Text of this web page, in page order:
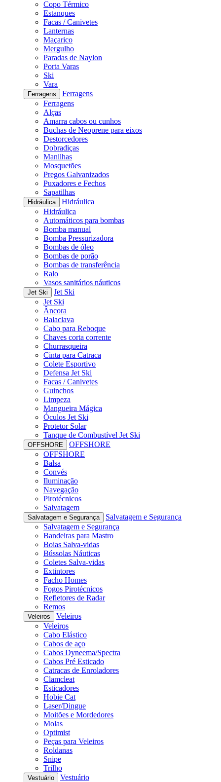
Copo Térmico
Estanques
Facas / Canivetes
Lanternas
Maçarico
Mergulho
Paradas de Naylon
Porta Varas
Ski
Vara
Ferragens
Ferragens
Ferragens
Alças
Amarra cabos ou cunhos
Buchas de Neoprene para eixos
Destorcedores
Dobradiças
Manilhas
Mosquetões
Pregos Galvanizados
Puxadores e Fechos
Sapatilhas
Hidráulica
Hidráulica
Hidráulica
Automáticos para bombas
Bomba manual
Bomba Pressurizadora
Bombas de óleo
Bombas de porão
Bombas de transferência
Ralo
Vasos sanitários náuticos
Jet Ski
Jet Ski
Jet Ski
Âncora
Balaclava
Cabo para Reboque
Chaves corta corrente
Churrasqueira
Cinta para Catraca
Colete Esportivo
Defensa Jet Ski
Facas / Canivetes
Guinchos
Limpeza
Mangueira Mágica
Óculos Jet Ski
Protetor Solar
Tanque de Combustível Jet Ski
OFFSHORE
OFFSHORE
OFFSHORE
Balsa
Convés
Iluminação
Navegação
Pirotécnicos
Salvatagem
Salvatagem e Segurança
Salvatagem e Segurança
Salvatagem e Segurança
Bandeiras para Mastro
Boias Salva-vidas
Bússolas Náuticas
Coletes Salva-vidas
Extintores
Facho Homes
Fogos Pirotécnicos
Refletores de Radar
Remos
Veleiros
Veleiros
Veleiros
Cabo Elástico
Cabos de aço
Cabos Dyneema/Spectra
Cabos Pré Esticado
Catracas de Enroladores
Clamcleat
Esticadores
Hobie Cat
Laser/Dingue
Moitões e Mordedores
Molas
Optimist
Peças para Veleiros
Roldanas
Snipe
Trilho
Vestuário
Vestuário